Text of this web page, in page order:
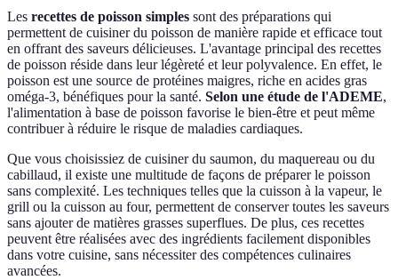
Les recettes de poisson simples sont des préparations qui
permettent de cuisiner du poisson de manière rapide et efficace tout
en offrant des saveurs délicieuses. L'avantage principal des recettes
de poisson réside dans leur légèreté et leur polyvalence. En effet, le
poisson est une source de protéines maigres, riche en acides gras
oméga-3, bénéfiques pour la santé. Selon une étude de l'ADEME,
l'alimentation à base de poisson favorise le bien-être et peut même
contribuer à réduire le risque de maladies cardiaques.
Que vous choisissiez de cuisiner du saumon, du maquereau ou du
cabillaud, il existe une multitude de façons de préparer le poisson
sans complexité. Les techniques telles que la cuisson à la vapeur, le
grill ou la cuisson au four, permettent de conserver toutes les saveurs
sans ajouter de matières grasses superflues. De plus, ces recettes
peuvent être réalisées avec des ingrédients facilement disponibles
dans votre cuisine, sans nécessiter des compétences culinaires
avancées.